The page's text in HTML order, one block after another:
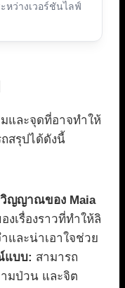
หว่างเวอร์ชันไลฟ์
และจุดที่อาจทำให้
สรุปได้ดังนี้
วิญญาณของ Maia
งเรื่องราวที่ทำให้ลิ
และน่าเอาใจช่วย
แบบ: สามารถ
มป่วน และจิต